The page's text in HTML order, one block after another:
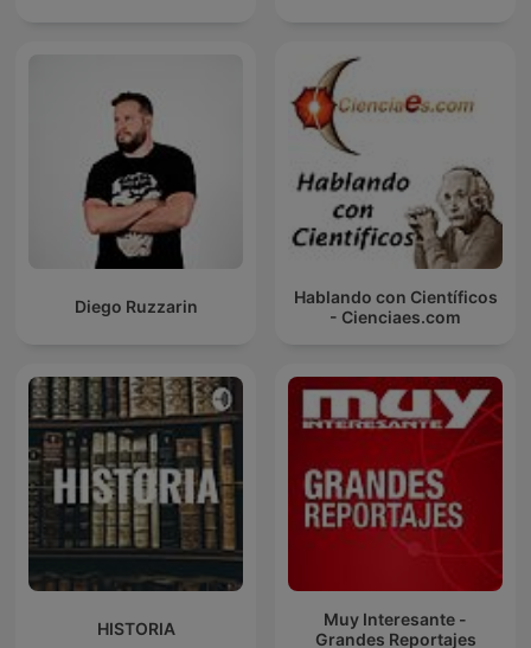
Diego Ruzzarin
Hablando con Científicos
- Cienciaes.com
HISTORIA
Muy Interesante -
Grandes Reportajes